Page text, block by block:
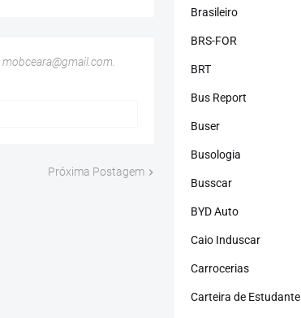
mobceara@gmail.com
Próxima Postagem
Brasileiro
BRS-FOR
BRT
Bus Report
Buser
Busologia
Busscar
BYD Auto
Caio Induscar
Carrocerias
Carteira de Estudante